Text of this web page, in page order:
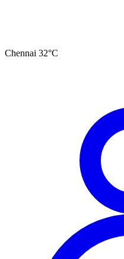
Chennai 32°C